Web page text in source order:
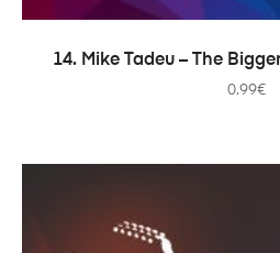
14. Mike Tadeu – The
0.99€